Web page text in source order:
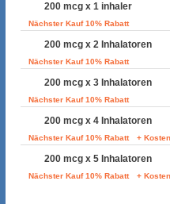
200 mcg x 1 inhaler
Nächster Kauf 10% Rabatt
200 mcg x 2 Inhalatoren
Nächster Kauf 10% Rabatt
200 mcg x 3 Inhalatoren
Nächster Kauf 10% Rabatt
200 mcg x 4 Inhalatoren
Nächster Kauf 10% Rabatt +
200 mcg x 5 Inhalatoren
Nächster Kauf 10% Rabatt +